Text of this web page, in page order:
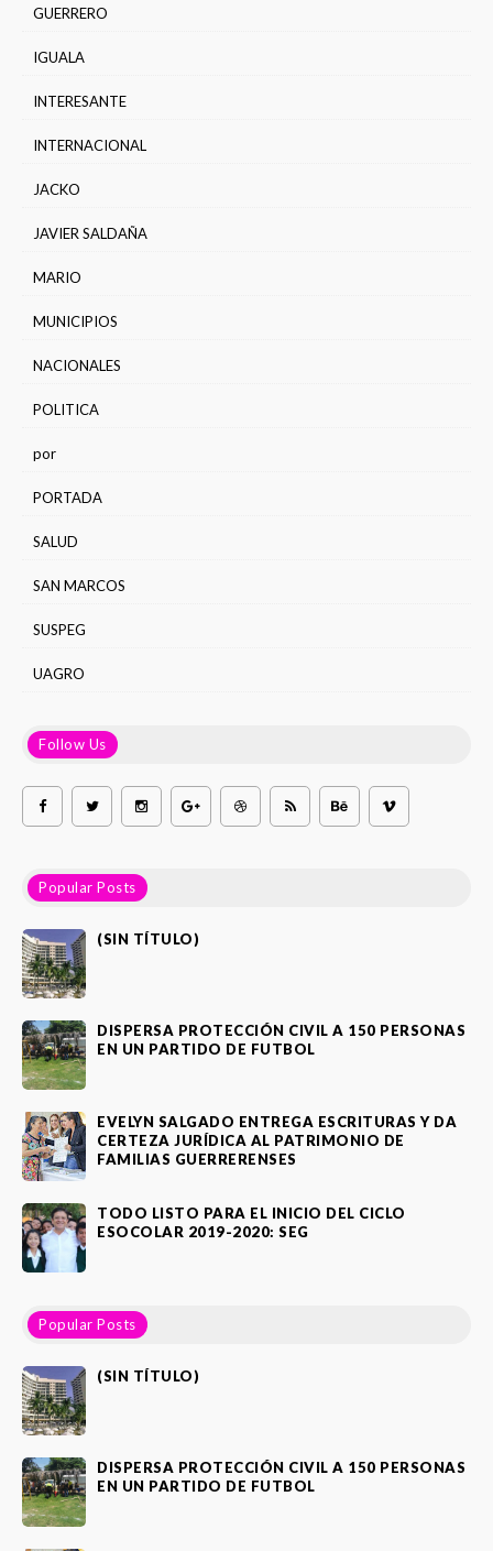
GUERRERO
IGUALA
INTERESANTE
INTERNACIONAL
JACKO
JAVIER SALDAÑA
MARIO
MUNICIPIOS
NACIONALES
POLITICA
por
PORTADA
SALUD
SAN MARCOS
SUSPEG
UAGRO
Follow Us
Popular Posts
(SIN TÍTULO)
DISPERSA PROTECCIÓN CIVIL A 150 PERSONAS
EN UN PARTIDO DE FUTBOL
EVELYN SALGADO ENTREGA ESCRITURAS Y DA
CERTEZA JURÍDICA AL PATRIMONIO DE
FAMILIAS GUERRERENSES
TODO LISTO PARA EL INICIO DEL CICLO
ESOCOLAR 2019-2020: SEG
Popular Posts
(SIN TÍTULO)
DISPERSA PROTECCIÓN CIVIL A 150 PERSONAS
EN UN PARTIDO DE FUTBOL